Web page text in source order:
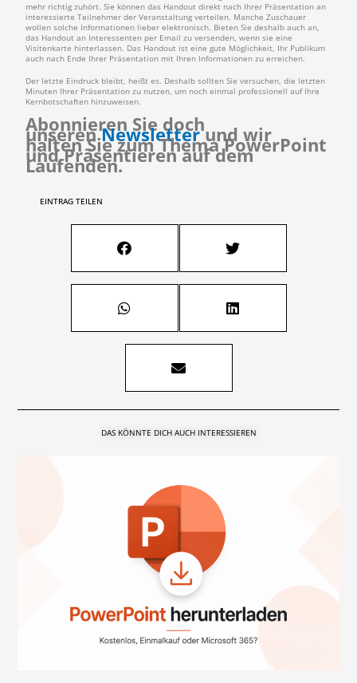
mehr richtig zuhört. Sie können das Handout direkt nach Ihrer Präsentation an
interessierte Teilnehmer der Veranstaltung verteilen. Manche Zuschauer
wollen solche Informationen lieber elektronisch. Bieten Sie deshalb auch an,
das Handout an Interessenten per Email zu versenden, wenn sie eine
Visitenkarte hinterlassen. Das Handout ist eine gute Möglichkeit, Ihr Publikum
auch nach Ende Ihrer Präsentation mit Ihren Informationen zu erreichen.
Der letzte Eindruck bleibt, heißt es. Deshalb sollten Sie versuchen, die letzten
Minuten Ihrer Präsentation zu nutzen, um noch einmal professionell auf Ihre
Kernbotschaften hinzuweisen.
Abonnieren Sie doch
unserenNewsletter und wir
halten Sie zum Thema PowerPoint
und Präsentieren auf dem
Laufenden.
EINTRAG TEILEN
DAS KÖNNTE DICH AUCH INTERESSIEREN